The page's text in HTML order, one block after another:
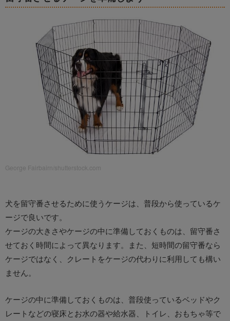
George Fairbairn/shutterstock.com
犬を留守番させるために使うケージは、普段から使っているケ
ージで良いです。
ケージの大きさやケージの中に準備しておくものは、留守番さ
せておく時間によって異なります。また、短時間の留守番なら
ケージではなく、クレートをケージの代わりに利用しても構い
ません。
ケージの中に準備しておくものは、普段使っているベッドやク
レートなどの寝床とお水の器や給水器、トイレ、おもちゃ等で